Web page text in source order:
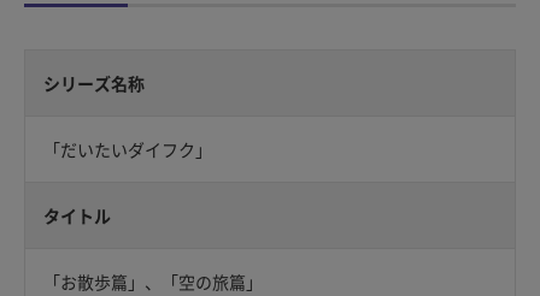
シリーズ名称
「だいたいダイフク」
タイトル
「お散歩篇」、「空の旅篇」